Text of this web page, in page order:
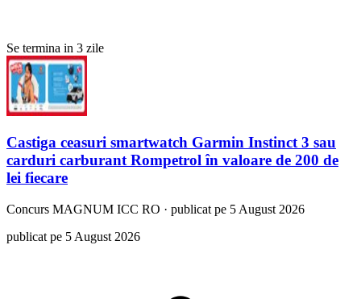
Se termina in 3 zile
Castiga ceasuri smartwatch Garmin Instinct 3 sau
carduri carburant Rompetrol în valoare de 200 de
lei fiecare
Concurs MAGNUM ICC RO · publicat pe 5 August 2026
publicat pe 5 August 2026